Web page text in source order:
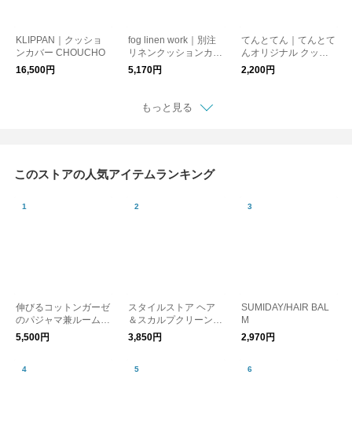
KLIPPAN｜クッショ
ンカバー CHOUCHO
16,500円
fog linen work｜別注
リネンクッションカバ
ー（フリンジ付き）
5,170円
てんとてん｜てんとて
んオリジナル クッシ
ョンカバー 45×45cm
Blue Frill
2,200円
もっと見る
このストアの人気アイテムランキング
伸びるコットンガーゼ
のパジャマ兼ルームウ
ェア 接触冷感パンツ
レディース
5,500円
スタイルストア ヘア
＆スカルプクリーンブ
ラシ
3,850円
SUMIDAY/HAIR BAL
M
2,970円